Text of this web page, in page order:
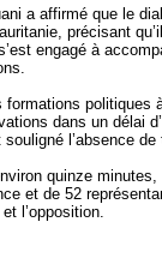
a affirmé que le
précisant
engagé à
formations politiques
dans un délai
l’absence
quinze
et de 52
l’opposition.